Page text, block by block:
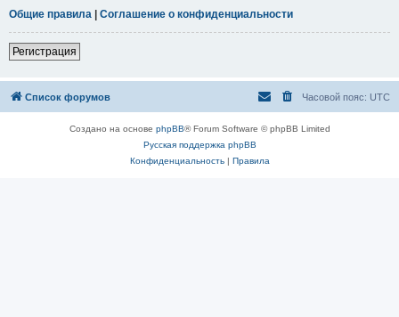
Общие правила | Соглашение о конфиденциальности
Регистрация
Список форумов Часовой пояс: UTC
Создано на основе phpBB® Forum Software © phpBB Limited
Русская поддержка phpBB
Конфиденциальность| Правила